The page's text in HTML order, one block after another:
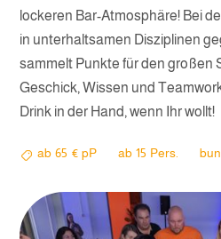
lockeren Bar-Atmosphäre! Bei
in unterhaltsamen Disziplinen
sammelt Punkte für den großen
Geschick, Wissen und
Drink in der Hand, wenn Ihr wollt!
ab 65 € pP ab 15 Pers.